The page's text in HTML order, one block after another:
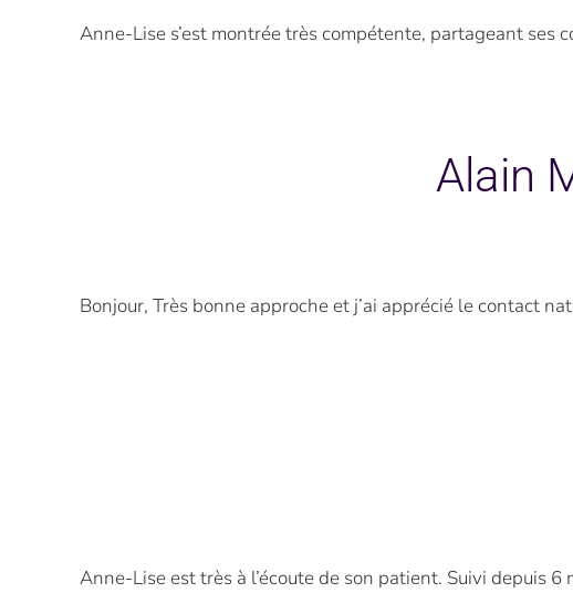
Anne-Lise s’est montrée très compétente, partageant ses
Alain
Bonjour, Très bonne approche et j’ai apprécié le contact
Anne-Lise est très à l’écoute de son patient. Suivi depuis